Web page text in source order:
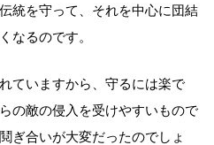
統を守って、それを中心に団結
なるのです。
ていますから、守るには楽で
の敵の侵入を受けやすいもので
ぎ合いが大変だったのでしょ